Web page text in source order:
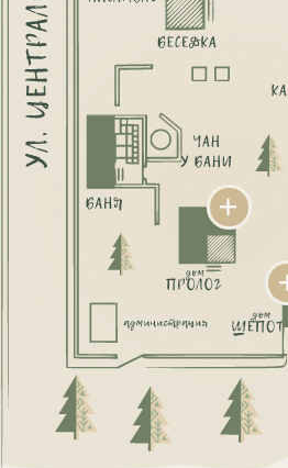
ВЫБЕРИТЕ СВОЙ
ИДЕАЛЬНЫЙ
ВАРИАНТ
ПРОЖИВАНИЯ